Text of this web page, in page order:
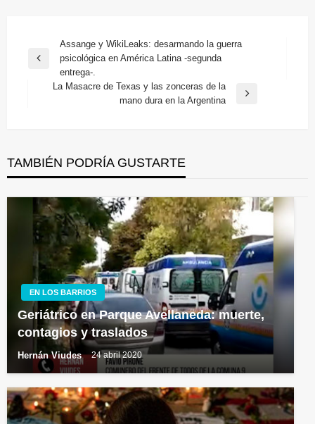
Navegación
de
entradas
Entrada
Assange y WikiLeaks: desarmando la guerra
psicológica en América Latina -segunda
entrega-.
La Masacre de Texas y las zonceras de la
mano dura en la Argentina
TAMBIÉN PODRÍA GUSTARTE
EN LOS BARRIOS
Geriátrico en Parque Avellaneda: muerte,
contagios y traslados
Hernán Viudes 24 abril 2020